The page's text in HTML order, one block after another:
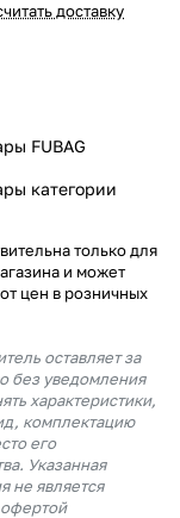
доставку
FUBAG
категории
только для
и может
цен в розничных
оставляет за
без уведомления
характеристики,
комплектацию
его
Указанная
не является